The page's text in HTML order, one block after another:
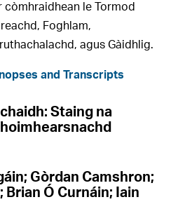
còmhraidhean le Tormod
Foghlam,
agus Gàidhlig.
and Transcripts
Staing na
Gòrdan Camshron;
Brian Ó Curnáin; Iain